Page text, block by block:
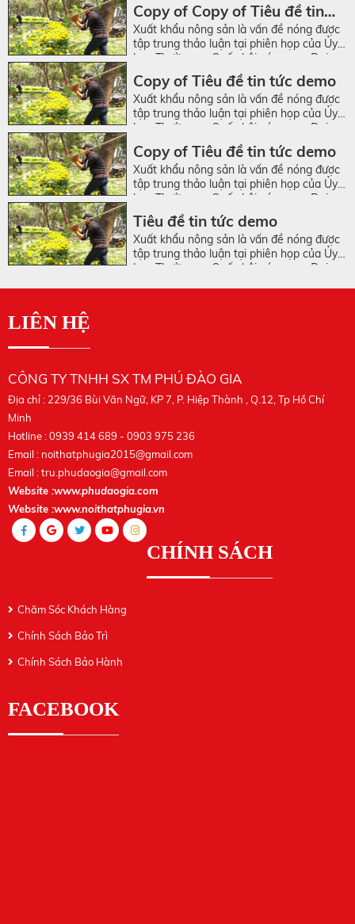
Copy of Copy of Tiêu đề tin
tức demo
Xuất khẩu nông sản là vấn đề nóng được
tập trung thảo luận tại phiên họp của Ủy
ban Thường vụ Quốc hội sáng nay. Đại
diện Bộ trưởng Kế hoạch & Đầu tư - Bùi
Quang Vinh nhìn nhận: “Không chỉ là dưa
hấu như báo chí đưa tin, mặt hàng khác
cũng đang rất khó”.
Copy of Tiêu đề tin tức demo
Xuất khẩu nông sản là vấn đề nóng được
tập trung thảo luận tại phiên họp của Ủy
ban Thường vụ Quốc hội sáng nay. Đại
diện Bộ trưởng Kế hoạch & Đầu tư - Bùi
Quang Vinh nhìn nhận: “Không chỉ là dưa
hấu như báo chí đưa tin, mặt hàng khác
cũng đang rất khó”.
Copy of Tiêu đề tin tức demo
Xuất khẩu nông sản là vấn đề nóng được
tập trung thảo luận tại phiên họp của Ủy
ban Thường vụ Quốc hội sáng nay. Đại
diện Bộ trưởng Kế hoạch & Đầu tư - Bùi
Quang Vinh nhìn nhận: “Không chỉ là dưa
hấu như báo chí đưa tin, mặt hàng khác
cũng đang rất khó”.
Tiêu đề tin tức demo
Xuất khẩu nông sản là vấn đề nóng được
tập trung thảo luận tại phiên họp của Ủy
ban Thường vụ Quốc hội sáng nay. Đại
LIÊN HỆ
CÔNG TY TNHH SX TM PHÚ ĐÀO GIA
Địa chỉ : 229/36 Bùi Văn Ngữ, KP 7, P. Hiệp Thành , Q.12, Tp Hồ Chí
Minh
Hotline : 0939 414 689 - 0903 975 236
Email : noithatphugia2015@gmail.com
Email :tru.phudaogia@gmail.com
Website :www.phudaogia.com
Website :www.noithatphugia.vn
CHÍNH SÁCH
Chăm Sóc Khách Hàng
Chính Sách Bảo Trì
Chính Sách Bảo Hành
FACEBOOK